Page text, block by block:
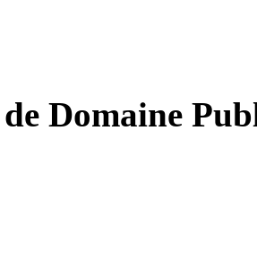
Domaine